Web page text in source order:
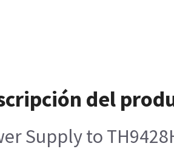
del
Supply to